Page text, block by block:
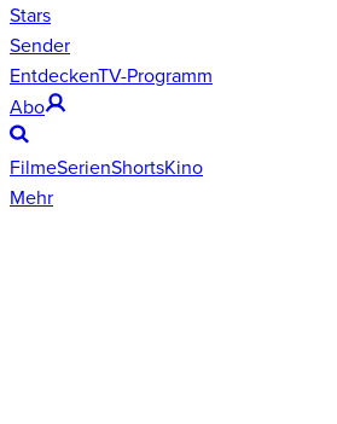
Stars
Sender
EntdeckenTV-Programm
Abo
FilmeSerienShortsKino
Mehr